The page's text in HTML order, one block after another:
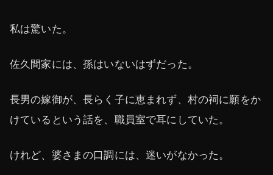
私は驚いた。
佐久間家には、孫はいないはずだった。
長男の嫁御が、長らく子に恵まれず、村の祠に願をか
けているという話を、職員室で耳にしていた。
けれど、婆さまの口調には、迷いがなかった。